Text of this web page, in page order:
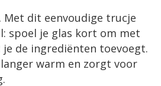
Met dit eenvoudige trucje
spoel je glas kort om met
de ingrediënten toevoegt.
warm en zorgt voor